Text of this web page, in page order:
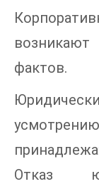
фактов.
Отказ